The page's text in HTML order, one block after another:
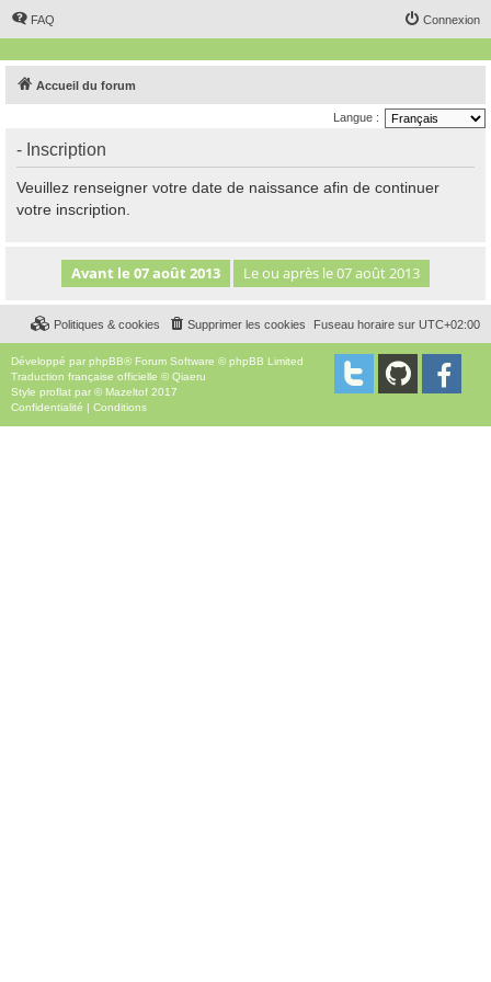
FAQ Connexion
Accueil du forum
Langue :
- Inscription
Veuillez renseigner votre date de naissance afin de continuer
votre inscription.
Fuseau horaire sur UTC+02:00
Supprimer les cookies
Politiques & cookies
Développé par phpBB® Forum Software © phpBB Limited
Traduction française officielle ©Qiaeru
Style proflat par © Mazeltof 2017
Confidentialité
Conditions